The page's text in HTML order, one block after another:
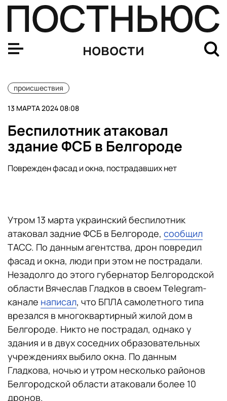
новости
происшествия
13 МАРТА 2024 08:08
Беспилотник атаковал
здание ФСБ в Белгороде
Поврежден фасад и окна, пострадавших нет
Утром 13 марта украинский беспилотник
атаковал задние ФСБ в Белгороде, сообщил
ТАСС. По данным агентства, дрон повредил
фасад и окна, люди при этом не пострадали.
Незадолго до этого губернатор Белгородской
области Вячеслав Гладков в своем Telegram-
канале написал, что БПЛА самолетного типа
врезался в многоквартирный жилой дом в
Белгороде. Никто не пострадал, однако у
здания и в двух соседних образовательных
учреждениях выбило окна. По данным
Гладкова, ночью и утром несколько районов
Белгородской области атаковали более 10
дронов.
В Рязани из-за атаки БПЛА загорелась нефтебаза